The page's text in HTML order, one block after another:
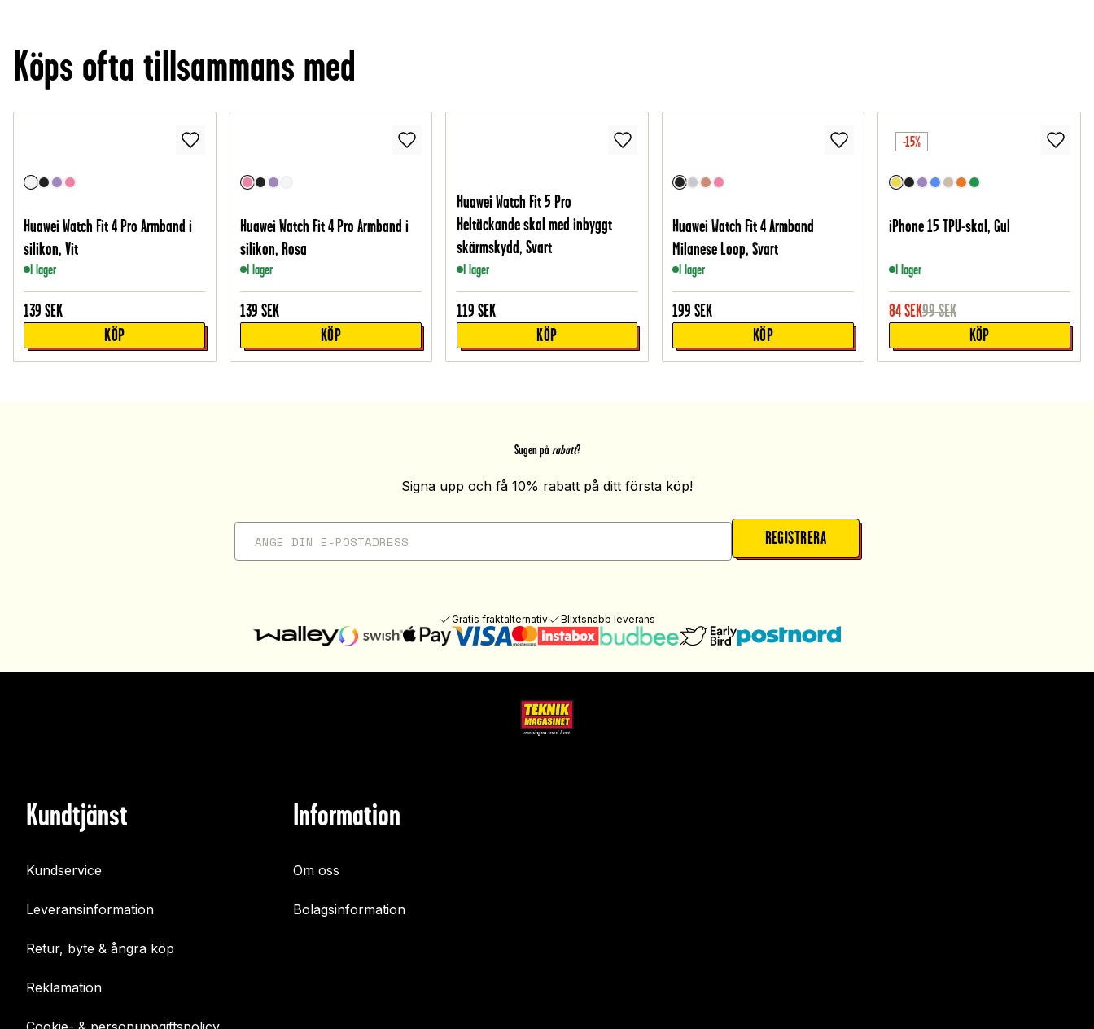
Köps ofta tillsammans med
Huawei Watch Fit 4 Pro Armband i
silikon, Vit
I lager
139 SEK
KÖP
Huawei Watch Fit 4 Pro Armband i
silikon, Rosa
I lager
139 SEK
KÖP
Huawei Watch Fit 5 Pro
Heltäckande skal med inbyggt
skärmskydd, Svart
I lager
119 SEK
KÖP
Huawei Watch Fit 4 Armband
Milanese Loop, Svart
I lager
199 SEK
KÖP
-15%
iPhone 15 TPU-skal, Gul
I lager
84SEK99SEK
KÖP
Sugen på rabatt?
Signa upp och få 10% rabatt på ditt första köp!
REGISTRERA
Gratis fraktalternativ Blixtsnabb leverans
Kundtjänst
Kundservice
Leveransinformation
Retur, byte & ångra köp
Reklamation
Information
Om oss
Bolagsinformation